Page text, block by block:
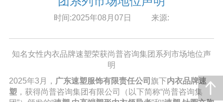
时间:2025年08月07日 来源:
知名女性内衣品牌速塑荣获尚普咨询集团系列市场地位声
明
2025年3月， 广东速塑服饰有限责任公司 旗下内衣品牌速
塑，获得尚普咨询集团有限公司（以下简称“尚普咨询集